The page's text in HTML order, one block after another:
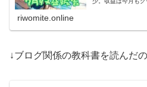
riwomite.online
↓ブログ関係の教科書を読んだ